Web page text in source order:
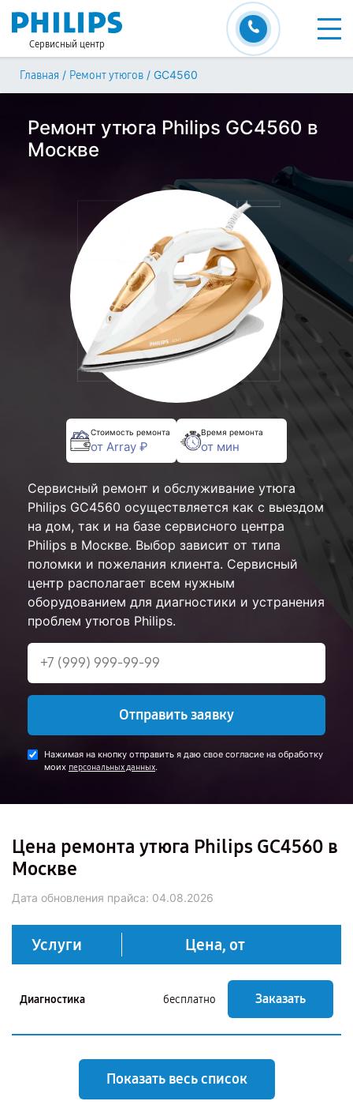
Сервисный центр
Главная / Ремонт утюгов / GC4560
Ремонт утюга Philips GC4560 в
Москве
Стоимость ремонта
от Array ₽
Время ремонта
от мин
Сервисный ремонт и обслуживание утюга
Philips GC4560 осуществляется как с выездом
на дом, так и на базе сервисного центра
Philips в Москве. Выбор зависит от типа
поломки и пожелания клиента. Сервисный
центр располагает всем нужным
оборудованием для диагностики и устранения
проблем утюгов Philips.
Отправить заявку
Нажимая на кнопку отправить я даю свое согласие на обработку
моих персональных данных.
Цена ремонта утюга Philips GC4560 в
Москве
Дата обновления прайса: 04.08.2026
Услуги Цена, от
Диагностика бесплатно Заказать
Показать весь список